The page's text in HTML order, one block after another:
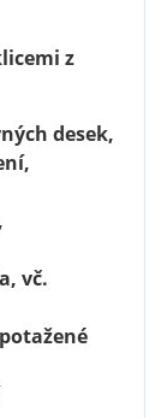
z
desek,
vč.